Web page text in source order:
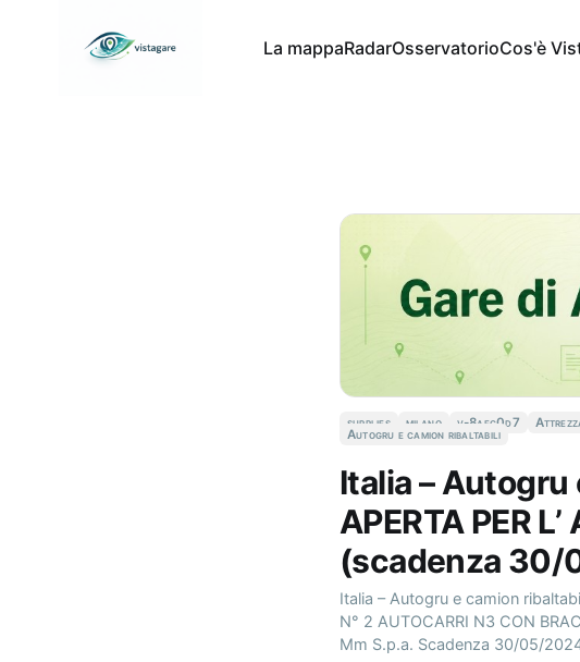
La mappaRadarOsservatorioCos'è
supplies milano v-8aec0d7
Autogru e camion ribaltabili
Italia – Autogru
APERTA PER
(scadenza 30/
Italia – Autogru e camion
N° 2 AUTOCARRI N3 CON
Mm S.p.a. Scadenza 30/05/